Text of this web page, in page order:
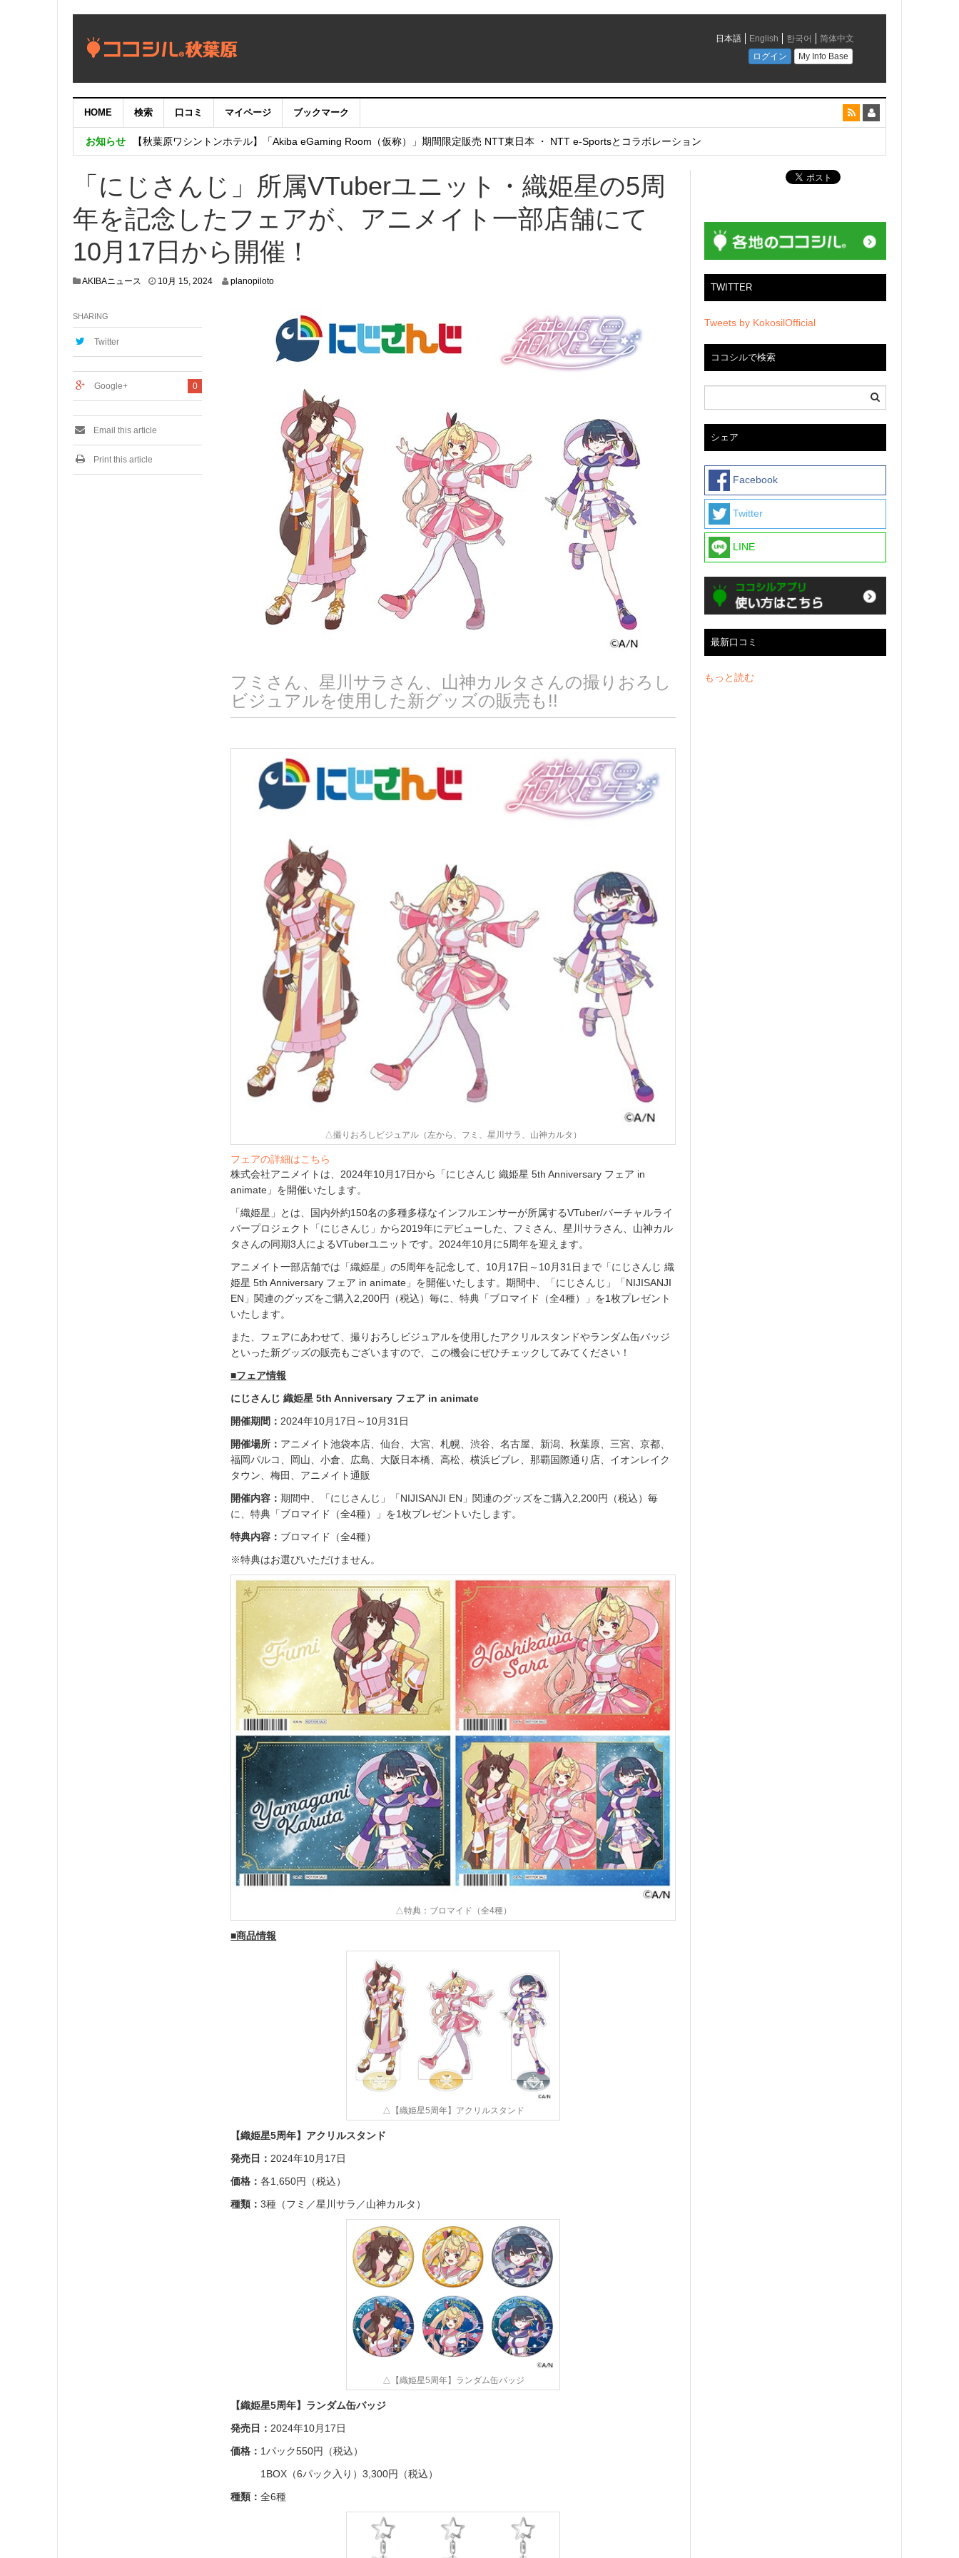
HOME 検索 口コミ マイページ ブックマーク
お知らせ
【重要：9月5日（火）22時】ココシル：アカウントサービス移行のお知らせ
【秋葉原ワシントンホテル】「Akiba eGaming Room（仮称）」期間限定販売 NTT東日本 ・ NTT e-Sportsとコラボレーション
「にじさんじ」所属VTuberユニット・織姫星の5周
年を記念したフェアが、アニメイト一部店舗にて
10月17日から開催！
AKIBAニュース 10月 15, 20241
planopiloto
フミさん、星川サラさん、山神カルタさんの撮りおろし
ビジュアルを使用した新グッズの販売も!!
△撮りおろしビジュアル（左から、フミ、星川サラ、山神カルタ）
フェアの詳細はこちら
株式会社アニメイトは、2024年10月17日から「にじさんじ 織姫星 5th Anniversary フェア in
animate」を開催いたします。
「織姫星」とは、国内外約150名の多種多様なインフルエンサーが所属するVTuber/バーチャルライ
バープロジェクト「にじさんじ」から2019年にデビューした、フミさん、星川サラさん、山神カル
タさんの同期3人によるVTuberユニットです。2024年10月に5周年を迎えます。
アニメイト一部店舗では「織姫星」の5周年を記念して、10月17日～10月31日まで「にじさんじ 織
姫星 5th Anniversary フェア in animate」を開催いたします。期間中、「にじさんじ」「NIJISANJI
EN」関連のグッズをご購入2,200円（税込）毎に、特典「ブロマイド（全4種）」を1枚プレゼント
いたします。
また、フェアにあわせて、撮りおろしビジュアルを使用したアクリルスタンドやランダム缶バッジ
といった新グッズの販売もございますので、この機会にぜひチェックしてみてください！
■フェア情報
にじさんじ 織姫星 5th Anniversary フェア in animate
開催期間： 2024年10月17日～10月31日
開催場所： アニメイト池袋本店、仙台、大宮、札幌、渋谷、名古屋、新潟、秋葉原、三宮、京都、
福岡パルコ、岡山、小倉、広島、大阪日本橋、高松、横浜ビブレ、那覇国際通り店、イオンレイク
タウン、梅田、アニメイト通販
開催内容：期間中、「にじさんじ」「NIJISANJI EN」関連のグッズをご購入2,200円（税込）毎
に、特典「ブロマイド（全4種）」を1枚プレゼントいたします。
特典内容： ブロマイド（全4種）
※特典はお選びいただけません。
△特典：ブロマイド（全4種）
■商品情報
△【織姫星5周年】アクリルスタンド
【織姫星5周年】アクリルスタンド
発売日：2024年10月17日
価格：各1,650円（税込）
種類：3種（フミ／星川サラ／山神カルタ）
△【織姫星5周年】ランダム缶バッジ
【織姫星5周年】ランダム缶バッジ
発売日：2024年10月17日
価格： 1パック550円（税込）
1BOX（6パック入り）3,300円（税込）
種類：全6種
SHARING
Twitter
0
Google+
Email this article
Print this article
TWITTER
Tweets by KokosilOfficial
ココシルで検索
シェア
Facebook
Twitter
LINE
最新口コミ
もっと読む